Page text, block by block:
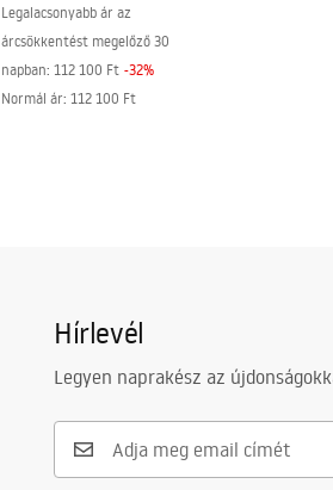
Legalacsonyabb ár az
árcsökkentést megelőző 30
napban: 112 100 Ft -32%
Normál ár: 112 100 Ft
Hírlevél
Legyen naprakész az